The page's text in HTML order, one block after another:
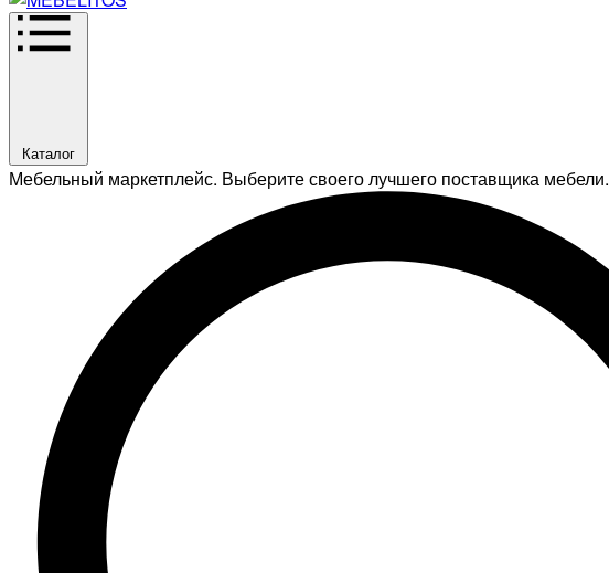
Каталог
Мебельный маркетплейс. Выберите своего лучшего поставщика мебели.